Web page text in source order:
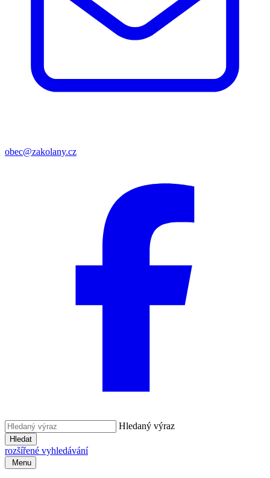
obec@zakolany.cz
Hledaný výraz
Hledat
rozšířené vyhledávání
Menu